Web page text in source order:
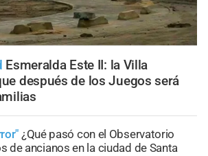
Esmeralda Este II: la Villa
después de los Juegos será
¿Qué pasó con el Observatorio
de ancianos en la ciudad de Santa